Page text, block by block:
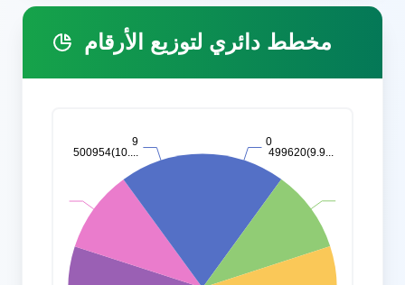
مخطط دائري لتوزيع الأرقام